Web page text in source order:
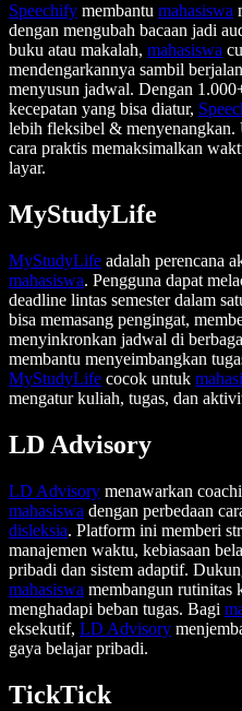
Speechify membantu mahasiswa
dengan mengubah bacaan jadi
buku atau makalah, mahasiswa
mendengarkannya sambil
menyusun jadwal. Dengan
kecepatan yang bisa diatur,
lebih fleksibel & menyenangkan.
cara praktis memaksimalkan
layar.
MyStudyLife
MyStudyLife adalah perencana
mahasiswa. Pengguna dapat
deadline lintas semester dalam
bisa memasang pengingat,
menyinkronkan jadwal di
membantu menyeimbangkan
MyStudyLife cocok untuk
mengatur kuliah, tugas, dan
LD Advisory
LD Advisory menawarkan
mahasiswa dengan perbedaan
disleksia. Platform ini memberi
manajemen waktu, kebiasaan
pribadi dan sistem adaptif.
mahasiswa membangun rutinitas
menghadapi beban tugas. Bagi
eksekutif, LD Advisory
gaya belajar pribadi.
TickTick